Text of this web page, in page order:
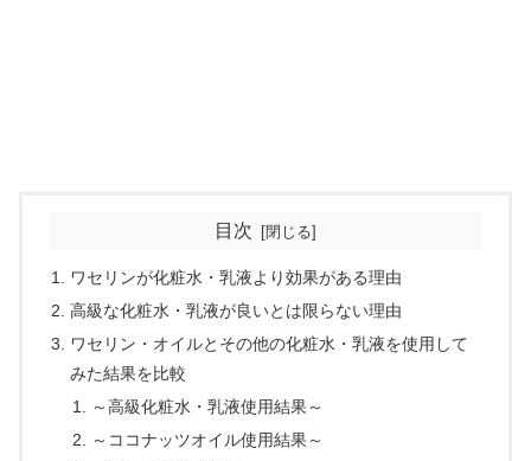
目次
ワセリンが化粧水・乳液より効果がある理由
高級な化粧水・乳液が良いとは限らない理由
ワセリン・オイルとその他の化粧水・乳液を使用して
みた結果を比較
～高級化粧水・乳液使用結果～
～ココナッツオイル使用結果～